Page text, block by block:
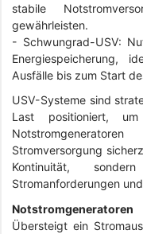
stabile
gewährleisten.
- Schwungrad-USV:
Energiespeicherung,
Ausfälle bis zum Start
USV-Systeme sind
Last positioniert,
Stromversorgung
Kontinuität,
Stromanforderungen
Notstromgeneratoren
Übersteigt ein